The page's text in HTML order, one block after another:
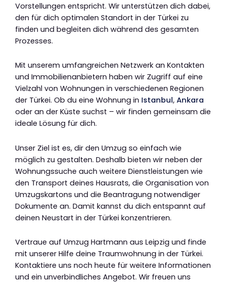
Vorstellungen entspricht. Wir unterstützen dich dabei,
den für dich optimalen Standort in der Türkei zu
finden und begleiten dich während des gesamten
Prozesses.
Mit unserem umfangreichen Netzwerk an Kontakten
und Immobilienanbietern haben wir Zugriff auf eine
Vielzahl von Wohnungen in verschiedenen Regionen
der Türkei. Ob du eine Wohnung in Istanbul, Ankara
oder an der Küste suchst – wir finden gemeinsam die
ideale Lösung für dich.
Unser Ziel ist es, dir den Umzug so einfach wie
möglich zu gestalten. Deshalb bieten wir neben der
Wohnungssuche auch weitere Dienstleistungen wie
den Transport deines Hausrats, die Organisation von
Umzugskartons und die Beantragung notwendiger
Dokumente an. Damit kannst du dich entspannt auf
deinen Neustart in der Türkei konzentrieren.
Vertraue auf Umzug Hartmann aus Leipzig und finde
mit unserer Hilfe deine Traumwohnung in der Türkei.
Kontaktiere uns noch heute für weitere Informationen
und ein unverbindliches Angebot. Wir freuen uns